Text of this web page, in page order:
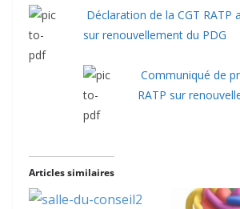
Déclaration de la CGT RATP
sur renouvellement du PDG
Communiqué de
RATP sur
Articles similaires